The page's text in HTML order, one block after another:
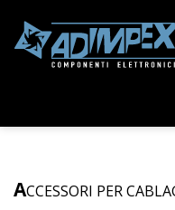
ACCESSORI PER